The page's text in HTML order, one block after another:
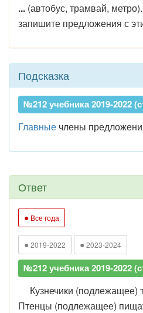
... (автобус, трамвай,
запишите предложения с
Подсказка
№212 учебника 2019-2022
Главные члены
Ответ
● Все года
● 2019-2022 ● 2023-2024
№212 учебника 2019-2022
Кузнечики (подлежащее)
Птенцы (подлежащее)